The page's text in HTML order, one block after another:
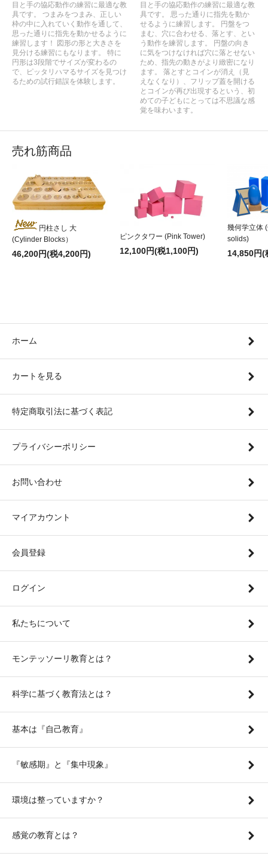
目と手の協応動作の練習に最適な教
具です。 つまみをつまみ、正しい
枠の中に入れていく動作を通して、
思った通りに指先を動かせるように
練習します！ 図形の形と大きさを
見分ける練習にもなります。 特に
円形は3段階でサイズが変わるの
で、ピッタリハマるサイズを見つけ
るための試行錯誤を体験します。
目と手の協応動作の練習に最適な教
具です。 思った通りに指先を動か
せるように練習します。 円盤をつ
まむ、穴に合わせる、落とす、とい
う動作を練習します。 円盤の向き
に気をつけなければ穴に落とせない
ため、指先の動きがより緻密になり
ます。 落とすとコインが消え（見
えなくなり）、フリップ蓋を開ける
とコインが再び出現するという、初
めての子どもにとっては不思議な感
覚を味わいます。
売れ筋商品
円柱さし 大
(Cylinder Blocks）
46,200円(税4,200円)
ピンクタワー (Pink Tower)
12,100円(税1,100円)
幾何学立体
solids)
14,850円(
ホーム
カートを見る
特定商取引法に基づく表記
プライバシーポリシー
お問い合わせ
マイアカウント
会員登録
ログイン
私たちについて
モンテッソーリ教育とは？
科学に基づく教育法とは？
基本は『自己教育』
『敏感期』と『集中現象』
環境は整っていますか？
感覚の教育とは？